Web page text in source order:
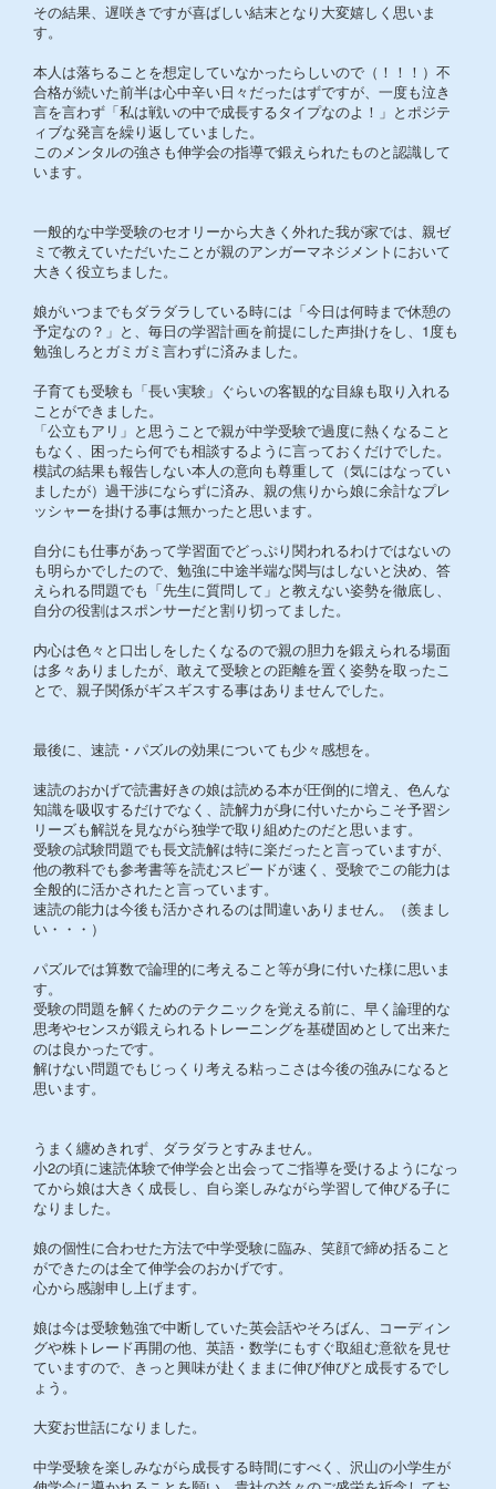
その結果、遅咲きですが喜ばしい結末となり大変嬉しく思いま
す。
本人は落ちることを想定していなかったらしいので（！！！）不
合格が続いた前半は心中辛い日々だったはずですが、一度も泣き
言を言わず「私は戦いの中で成長するタイプなのよ！」とポジテ
ィブな発言を繰り返していました。
このメンタルの強さも伸学会の指導で鍛えられたものと認識して
います。
一般的な中学受験のセオリーから大きく外れた我が家では、親ゼ
ミで教えていただいたことが親のアンガーマネジメントにおいて
大きく役立ちました。
娘がいつまでもダラダラしている時には「今日は何時まで休憩の
予定なの？」と、毎日の学習計画を前提にした声掛けをし、1度も
勉強しろとガミガミ言わずに済みました。
子育ても受験も「長い実験」ぐらいの客観的な目線も取り入れる
ことができました。
「公立もアリ」と思うことで親が中学受験で過度に熱くなること
もなく、困ったら何でも相談するように言っておくだけでした。
模試の結果も報告しない本人の意向も尊重して（気にはなってい
ましたが）過干渉にならずに済み、親の焦りから娘に余計なプレ
ッシャーを掛ける事は無かったと思います。
自分にも仕事があって学習面でどっぷり関われるわけではないの
も明らかでしたので、勉強に中途半端な関与はしないと決め、答
えられる問題でも「先生に質問して」と教えない姿勢を徹底し、
自分の役割はスポンサーだと割り切ってました。
内心は色々と口出しをしたくなるので親の胆力を鍛えられる場面
は多々ありましたが、敢えて受験との距離を置く姿勢を取ったこ
とで、親子関係がギスギスする事はありませんでした。
最後に、速読・パズルの効果についても少々感想を。
速読のおかげで読書好きの娘は読める本が圧倒的に増え、色んな
知識を吸収するだけでなく、読解力が身に付いたからこそ予習シ
リーズも解説を見ながら独学で取り組めたのだと思います。
受験の試験問題でも長文読解は特に楽だったと言っていますが、
他の教科でも参考書等を読むスピードが速く、受験でこの能力は
全般的に活かされたと言っています。
速読の能力は今後も活かされるのは間違いありません。（羨まし
い・・・）
パズルでは算数で論理的に考えること等が身に付いた様に思いま
す。
受験の問題を解くためのテクニックを覚える前に、早く論理的な
思考やセンスが鍛えられるトレーニングを基礎固めとして出来た
のは良かったです。
解けない問題でもじっくり考える粘っこさは今後の強みになると
思います。
うまく纏めきれず、ダラダラとすみません。
小2の頃に速読体験で伸学会と出会ってご指導を受けるようになっ
てから娘は大きく成長し、自ら楽しみながら学習して伸びる子に
なりました。
娘の個性に合わせた方法で中学受験に臨み、笑顔で締め括ること
ができたのは全て伸学会のおかげです。
心から感謝申し上げます。
娘は今は受験勉強で中断していた英会話やそろばん、コーディン
グや株トレード再開の他、英語・数学にもすぐ取組む意欲を見せ
ていますので、きっと興味が赴くままに伸び伸びと成長するでし
ょう。
大変お世話になりました。
中学受験を楽しみながら成長する時間にすべく、沢山の小学生が